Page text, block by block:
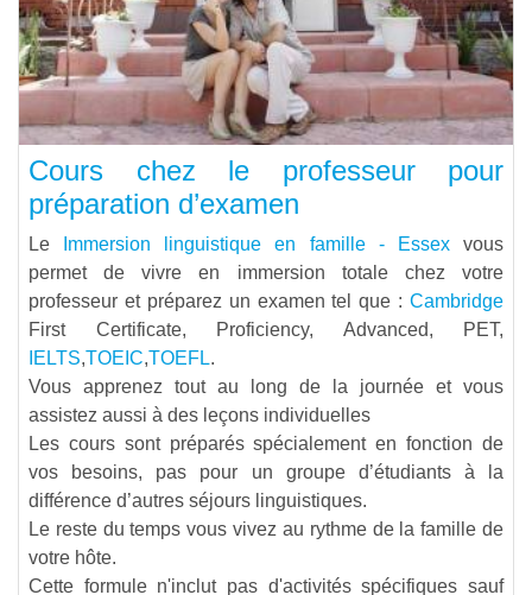
Cours chez le professeur pour
préparation d’examen
Le Immersion linguistique en famille - Essexvous
permet de vivre en immersion totale chez votre
professeur et préparez un examen tel que : Cambridge
First Certificate, Proficiency, Advanced, PET,
IELTS,TOEIC,TOEFL.
Vous apprenez tout au long de la journée et vous
assistez aussi à des leçons individuelles
Les cours sont préparés spécialement en fonction de
vos besoins, pas pour un groupe d’étudiants à la
différence d’autres séjours linguistiques.
Le reste du temps vous vivez au rythme de la famille de
votre hôte.
Cette formule n'inclut pas d'activités spécifiques sauf